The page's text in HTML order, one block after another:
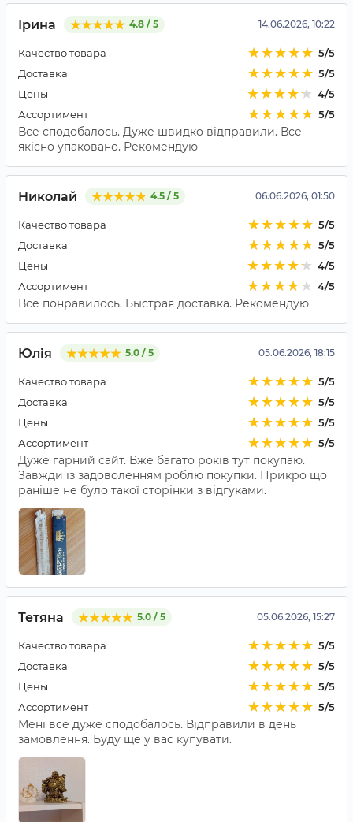
Ірина 4.8 / 5 14.06.2026, 10:22
Качество товара
5/5
Доставка
5/5
Цены
4/5
Ассортимент
5/5
Все сподобалось. Дуже швидко відправили. Все
якісно упаковано. Рекомендую
Николай 4.5 / 5 06.06.2026, 01:50
Качество товара
5/5
Доставка
5/5
Цены
4/5
Ассортимент
4/5
Всё понравилось. Быстрая доставка. Рекомендую
Юлія 5.0 / 5 05.06.2026, 18:15
Качество товара
5/5
Доставка
5/5
Цены
5/5
Ассортимент
5/5
Дуже гарний сайт. Вже багато років тут покупаю.
Завжди із задоволенням роблю покупки. Прикро що
раніше не було такої сторінки з відгуками.
Тетяна 5.0 / 5 05.06.2026, 15:27
Качество товара
5/5
Доставка
5/5
Цены
5/5
Ассортимент
5/5
Мені все дуже сподобалось. Відправили в день
замовлення. Буду ще у вас купувати.